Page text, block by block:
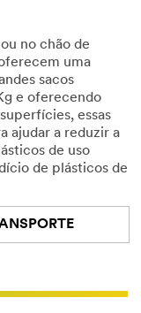
no chão de
uma
sacos
e oferecendo
essas
ajudar a reduzir a
de uso
de plásticos de